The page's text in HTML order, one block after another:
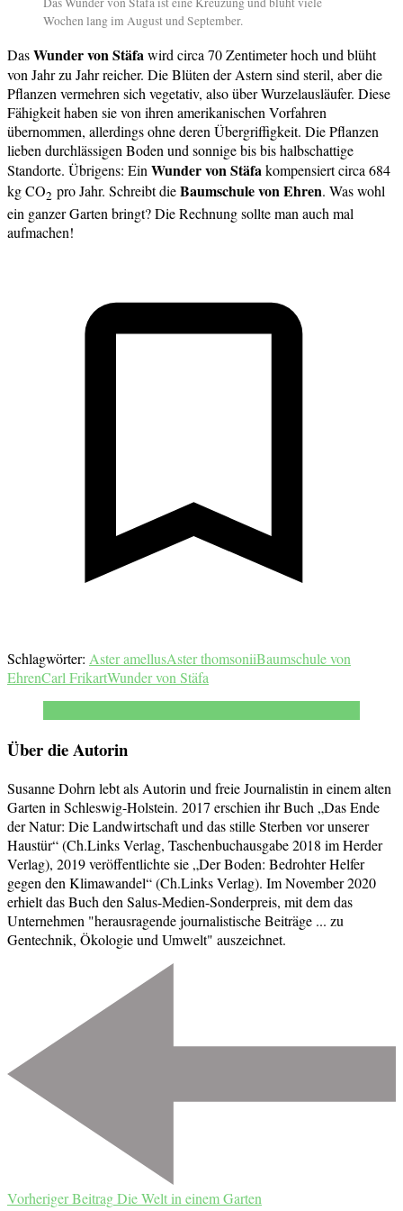
Wochen lang im August und September.
DasWunder von Stäfawird circa 70 Zentimeter hoch und blüht
von Jahr zu Jahr reicher. Die Blüten der Astern sind steril, aber die
Pflanzen vermehren sich vegetativ, also über Wurzelausläufer. Diese
Fähigkeit haben sie von ihren amerikanischen Vorfahren
übernommen, allerdings ohne deren Übergriffigkeit. Die Pflanzen
lieben durchlässigen Boden und sonnige bis bis halbschattige
Standorte. Übrigens: Ein Wunder von Stäfakompensiert circa 684
kg CO2 pro Jahr. Schreibt dieBaumschule von Ehren. Was wohl
ein ganzer Garten bringt? Die Rechnung sollte man auch mal
aufmachen!
Schlagwörter: Aster amellusAster thomsoniiBaumschule von
EhrenCarl FrikartWunder von Stäfa
Über die Autorin
Susanne Dohrn lebt als Autorin und freie Journalistin in einem alten
Garten in Schleswig-Holstein. 2017 erschien ihr Buch „Das Ende
der Natur: Die Landwirtschaft und das stille Sterben vor unserer
Haustür“ (Ch.Links Verlag, Taschenbuchausgabe 2018 im Herder
Verlag), 2019 veröffentlichte sie „Der Boden: Bedrohter Helfer
gegen den Klimawandel“ (Ch.Links Verlag). Im November 2020
erhielt das Buch den Salus-Medien-Sonderpreis, mit dem das
Unternehmen "herausragende journalistische Beiträge ... zu
Gentechnik, Ökologie und Umwelt" auszeichnet.
Beitragsnavigation
Vorheriger BeitragDie Welt in einem Garten